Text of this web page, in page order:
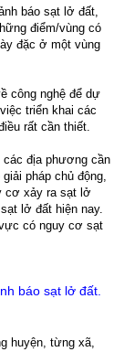
báo sạt lở đất,
điểm/vùng có
đặc ở một vùng
công nghệ để dự
triển khai các
rất cần thiết.
địa phương cần
pháp chủ động,
cơ xảy ra sạt lở
lở đất hiện nay.
có nguy cơ sạt
báo sạt lở đất.
huyện, từng xã,